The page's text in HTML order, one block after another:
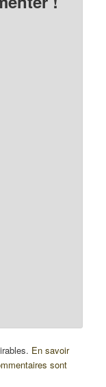
En savoir
sont